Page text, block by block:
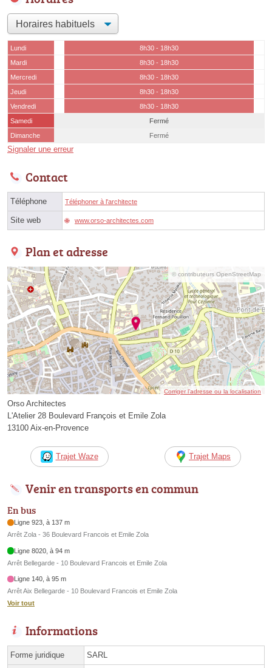
Lundi
8h30 - 18h30
Mardi
8h30 - 18h30
Mercredi
8h30 - 18h30
Jeudi
8h30 - 18h30
Vendredi
8h30 - 18h30
Samedi
Fermé
Dimanche
Fermé
Signaler une erreur
Contact
Téléphone Téléphoner à l'architecte
Site web www.orso-architectes.com
Plan et adresse
© contributeurs OpenStreetMap
Corriger l’adresse ou la localisation
Orso Architectes
L'Atelier 28 Boulevard François et Emile Zola
13100 Aix-en-Provence
Trajet Waze Trajet Maps
Venir en transports en commun
En bus
Ligne 923, à 137 m
Arrêt Zola - 36 Boulevard Francois et Emile Zola
Ligne 8020, à 94 m
Arrêt Bellegarde - 10 Boulevard Francois et Emile Zola
Ligne 140, à 95 m
Arrêt Aix Bellegarde - 10 Boulevard Francois et Emile Zola
Voir tout
Informations
Forme juridique SARL